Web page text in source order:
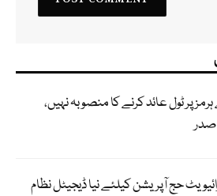
ہرمز پر ٹول عائد کرنے کا منصوبہ نہیں،
صدر
پرائیویٹ حج آپریشن کیلئے نیا ڈیجیٹل نظام